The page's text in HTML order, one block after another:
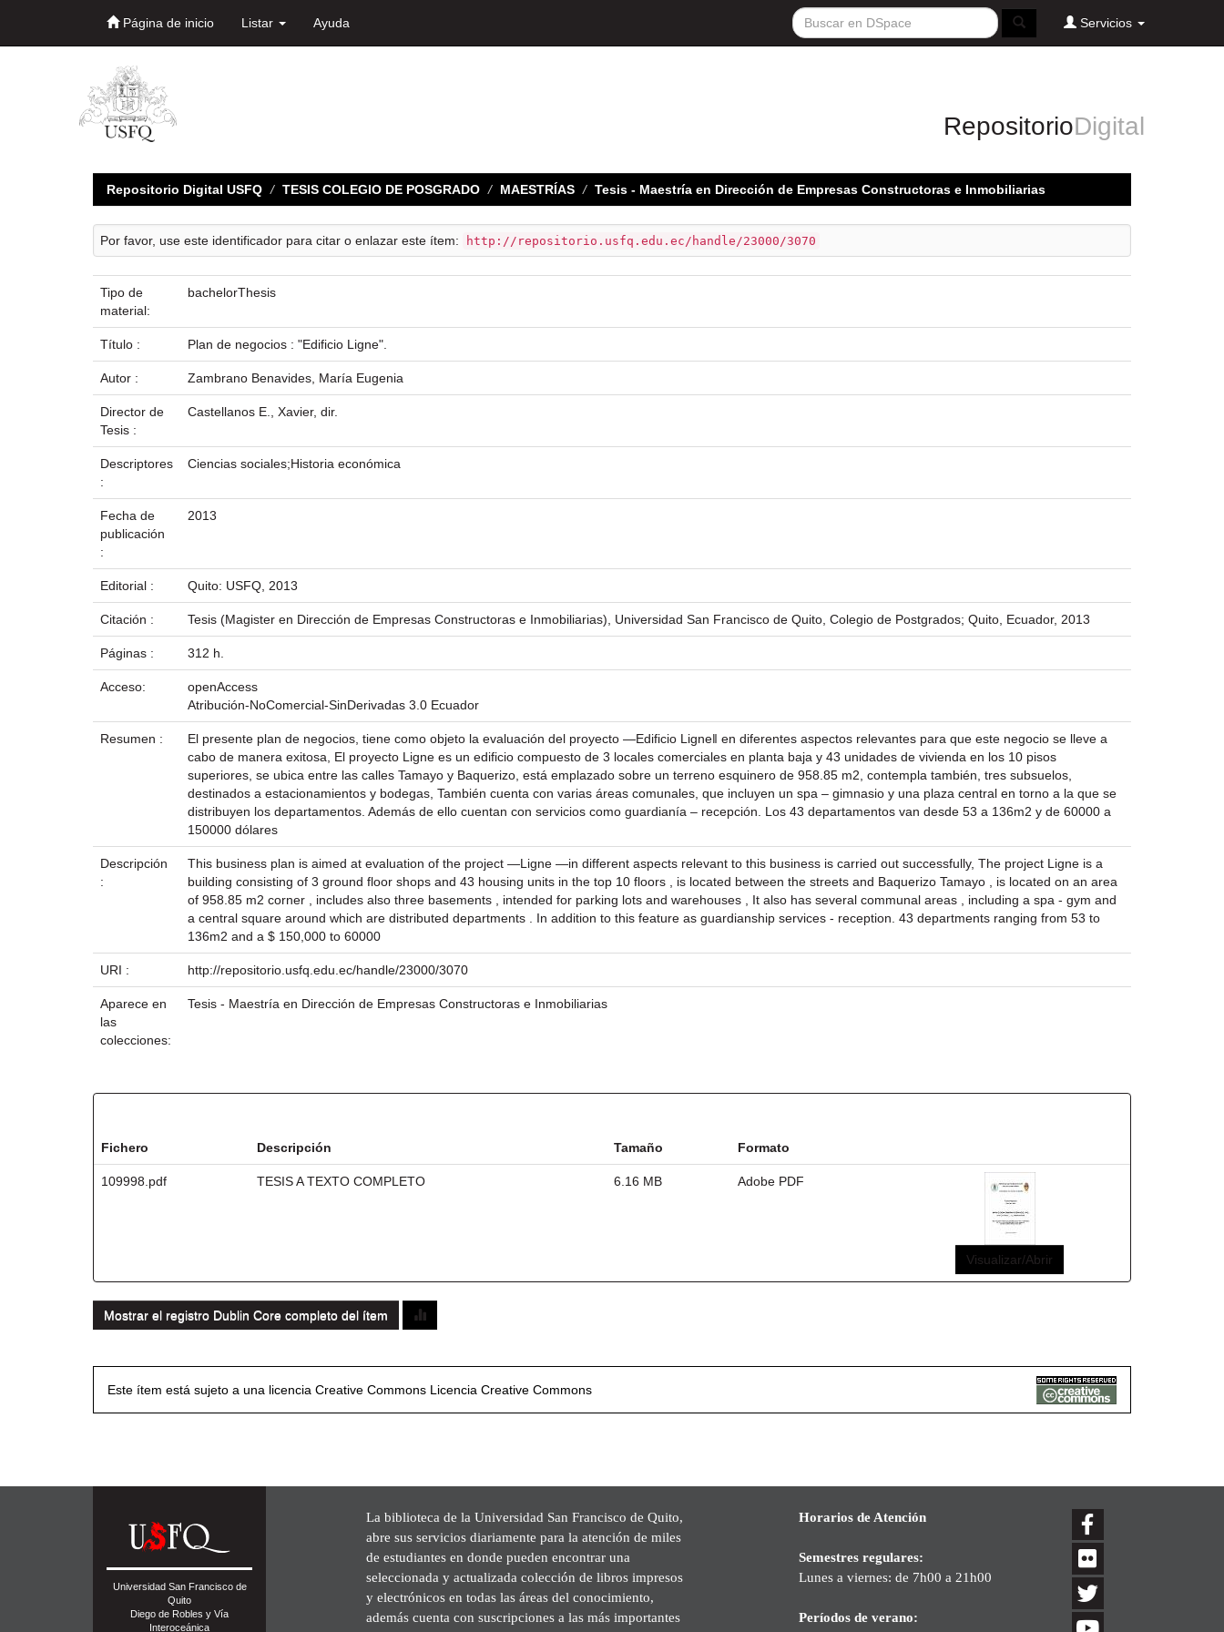
Página de inicio Listar Ayuda Servicios
RepositorioDigital
Repositorio Digital USFQ TESIS COLEGIO DE POSGRADO MAESTRÍAS Tesis - Maestría en Dirección de Empresas Constructoras e Inmobiliarias
Por favor, use este identificador para citar o enlazar este ítem: http://repositorio.usfq.edu.ec/handle/23000/3070
Tipo de
material:
bachelorThesis
Título : Plan de negocios : "Edificio Ligne".
Autor : Zambrano Benavides, María Eugenia
Director de
Tesis :
Castellanos E., Xavier, dir.
Descriptores
:
Ciencias sociales;Historia económica
Fecha de
publicación
:
2013
Editorial : Quito: USFQ, 2013
Citación : Tesis (Magister en Dirección de Empresas Constructoras e Inmobiliarias), Universidad San Francisco de Quito, Colegio de Postgrados; Quito, Ecuador, 2013
Páginas : 312 h.
Acceso:
openAccess
Atribución-NoComercial-SinDerivadas 3.0 Ecuador
Resumen :
El presente plan de negocios, tiene como objeto la evaluación del proyecto ―Edificio Ligne‖ en diferentes aspectos relevantes para que este negocio se lleve a
cabo de manera exitosa, El proyecto Ligne es un edificio compuesto de 3 locales comerciales en planta baja y 43 unidades de vivienda en los 10 pisos
superiores, se ubica entre las calles Tamayo y Baquerizo, está emplazado sobre un terreno esquinero de 958.85 m2, contempla también, tres subsuelos,
destinados a estacionamientos y bodegas, También cuenta con varias áreas comunales, que incluyen un spa – gimnasio y una plaza central en torno a la que se
distribuyen los departamentos. Además de ello cuentan con servicios como guardianía – recepción. Los 43 departamentos van desde 53 a 136m2 y de 60000 a
150000 dólares
Descripción
:
This business plan is aimed at evaluation of the project ―Ligne ―in different aspects relevant to this business is carried out successfully, The project Ligne is a
building consisting of 3 ground floor shops and 43 housing units in the top 10 floors , is located between the streets and Baquerizo Tamayo , is located on an area
of 958.85 m2 corner , includes also three basements , intended for parking lots and warehouses , It also has several communal areas , including a spa - gym and
a central square around which are distributed departments . In addition to this feature as guardianship services - reception. 43 departments ranging from 53 to
136m2 and a $ 150,000 to 60000
URI : http://repositorio.usfq.edu.ec/handle/23000/3070
Aparece en
las
colecciones:
Tesis - Maestría en Dirección de Empresas Constructoras e Inmobiliarias
Fichero Descripción Tamaño Formato
109998.pdf TESIS A TEXTO COMPLETO 6.16 MB Adobe PDF
Visualizar/Abrir
Mostrar el registro Dublin Core completo del ítem
Este ítem está sujeto a una licencia Creative Commons Licencia Creative Commons
Universidad San Francisco de
Quito
Diego de Robles y Vía
Interoceánica
La biblioteca de la Universidad San Francisco de Quito,
abre sus servicios diariamente para la atención de miles
de estudiantes en donde pueden encontrar una
seleccionada y actualizada colección de libros impresos
y electrónicos en todas las áreas del conocimiento,
además cuenta con suscripciones a las más importantes
Horarios de Atención
Semestres regulares:
Lunes a viernes: de 7h00 a 21h00
Períodos de verano: